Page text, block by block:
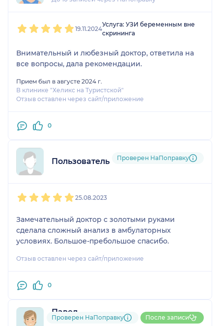
19.11.2024
Услуга: УЗИ беременным вне
скрининга
Внимательный и любезный доктор, ответила на
все вопросы, дала рекомендации.
Прием был в августе 2024 г.
В клинике "Хеликс на Туристской"
Отзыв оставлен через сайт/приложение
0
Пользователь НаПоправку
Проверен НаПоправку
25.08.2023
Замечательный доктор с золотыми руками
сделала сложный анализ в амбулаторных
условиях. Большое-пребольшое спасибо.
Отзыв оставлен через сайт/приложение
0
Павел
2 оценки
Проверен НаПоправку После записи